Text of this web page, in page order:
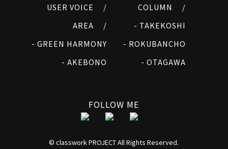
USER VOICE /
COLUMN /
AREA /
- TAKEKOSHI
- GREEN HARMONY
- ROKUBANCHO
- AKEBONO
- OTAGAWA
FOLLOW ME
© classwork PROJECT All Rights Reserved.